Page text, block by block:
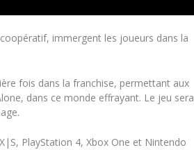
immergent les joueurs dans la
fois dans la franchise, permettant aux
dans ce monde effrayant. Le jeu sera
PlayStation 4, Xbox One et Nintendo